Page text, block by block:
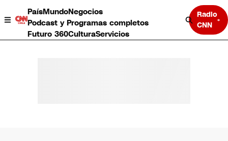
PaísMundoNegocios
Podcast y Programas completos
Futuro 360CulturaServicios
Radio
CNN